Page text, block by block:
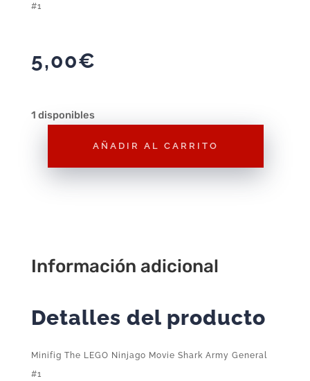
#1
5,00€
1 disponibles
Army
cantidad
AÑADIR AL CARRITO
Información adicional
Detalles del producto
Minifig The LEGO Ninjago Movie Shark Army General
#1